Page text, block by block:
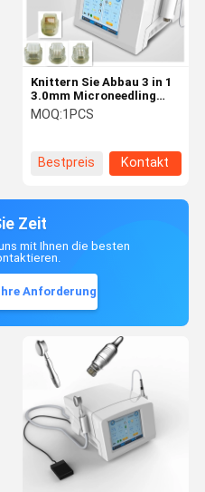
Knittern Sie Abbau 3 in 1
3.0mm Microneedling
Bruch-Rf
MOQ:1PCS
Bestpreis Kontakt
Zeit
mit Ihnen die besten
Anforderung